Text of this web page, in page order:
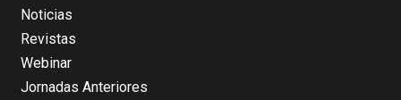
Noticias
Revistas
Webinar
Jornadas Anteriores